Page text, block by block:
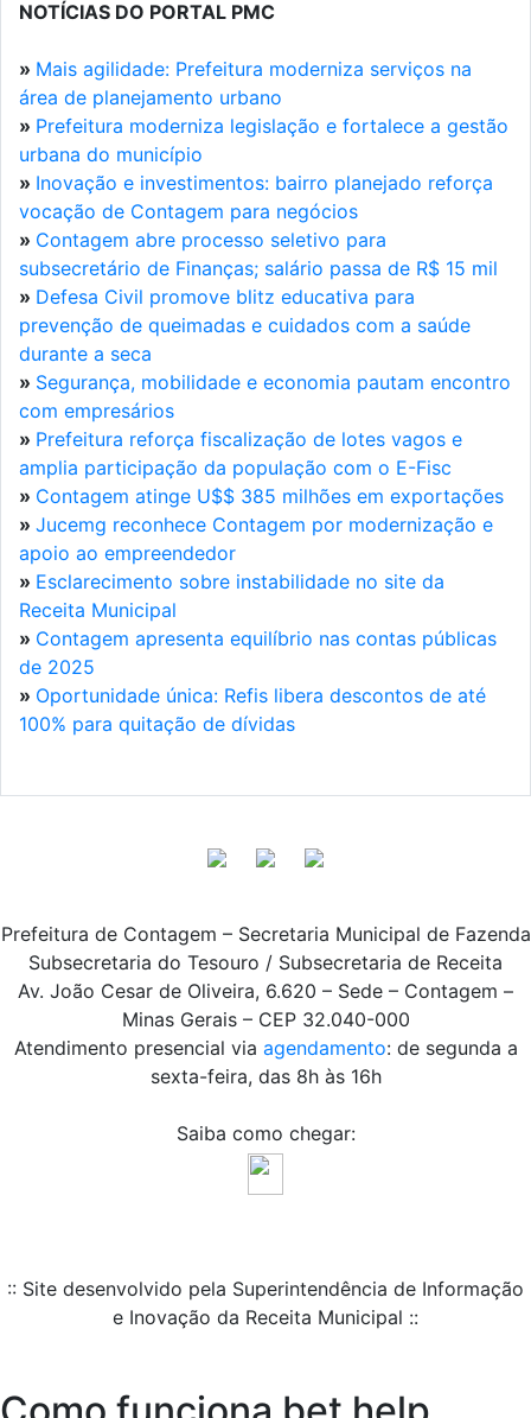
NOTÍCIAS DO PORTAL PMC
» Mais agilidade: Prefeitura moderniza serviços na
área de planejamento urbano
» Prefeitura moderniza legislação e fortalece a gestão
urbana do município
» Inovação e investimentos: bairro planejado reforça
vocação de Contagem para negócios
» Contagem abre processo seletivo para
subsecretário de Finanças; salário passa de R$ 15 mil
» Defesa Civil promove blitz educativa para
prevenção de queimadas e cuidados com a saúde
durante a seca
» Segurança, mobilidade e economia pautam encontro
com empresários
» Prefeitura reforça fiscalização de lotes vagos e
amplia participação da população com o E-Fisc
» Contagem atinge U$$ 385 milhões em exportações
» Jucemg reconhece Contagem por modernização e
apoio ao empreendedor
» Esclarecimento sobre instabilidade no site da
Receita Municipal
» Contagem apresenta equilíbrio nas contas públicas
de 2025
» Oportunidade única: Refis libera descontos de até
100% para quitação de dívidas
Prefeitura de Contagem – Secretaria Municipal de Fazenda
Subsecretaria do Tesouro / Subsecretaria de Receita
Av. João Cesar de Oliveira, 6.620 – Sede – Contagem –
Minas Gerais – CEP 32.040-000
Atendimento presencial via agendamento: de segunda a
sexta-feira, das 8h às 16h
Saiba como chegar:
:: Site desenvolvido pela Superintendência de Informação
e Inovação da Receita Municipal ::